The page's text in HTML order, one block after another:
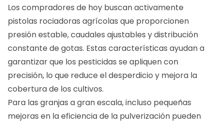
Los compradores de hoy buscan activamente
pistolas rociadoras agrícolas que proporcionen
presión estable, caudales ajustables y distribución
constante de gotas. Estas características ayudan a
garantizar que los pesticidas se apliquen con
precisión, lo que reduce el desperdicio y mejora la
cobertura de los cultivos.
Para las granjas a gran escala, incluso pequeñas
mejoras en la eficiencia de la pulverización pueden